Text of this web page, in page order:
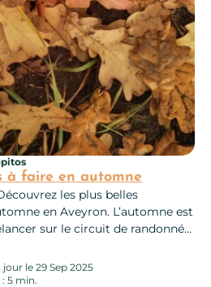
à faire en automne
les plus belles
en Aveyron. L’automne est
sur le circuit de randonnée
où dominent les
intenses. Le sentier,
le 29 Sep 2025
5 min.